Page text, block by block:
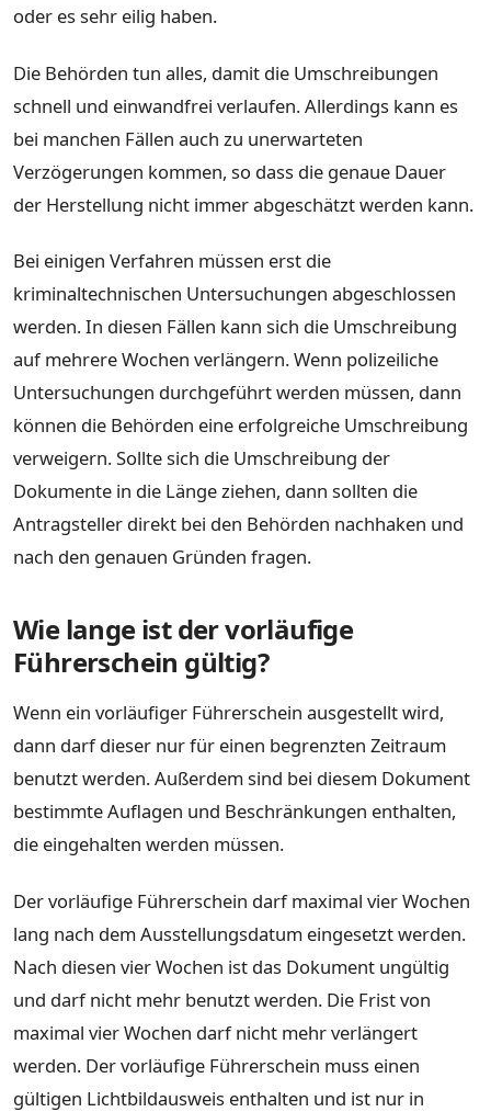
oder es sehr eilig haben.
Die Behörden tun alles, damit die Umschreibungen
schnell und einwandfrei verlaufen. Allerdings kann es
bei manchen Fällen auch zu unerwarteten
Verzögerungen kommen, so dass die genaue Dauer
der Herstellung nicht immer abgeschätzt werden kann.
Bei einigen Verfahren müssen erst die
kriminaltechnischen Untersuchungen abgeschlossen
werden. In diesen Fällen kann sich die Umschreibung
auf mehrere Wochen verlängern. Wenn polizeiliche
Untersuchungen durchgeführt werden müssen, dann
können die Behörden eine erfolgreiche Umschreibung
verweigern. Sollte sich die Umschreibung der
Dokumente in die Länge ziehen, dann sollten die
Antragsteller direkt bei den Behörden nachhaken und
nach den genauen Gründen fragen.
Wie lange ist der vorläufige
Führerschein gültig?
Wenn ein vorläufiger Führerschein ausgestellt wird,
dann darf dieser nur für einen begrenzten Zeitraum
benutzt werden. Außerdem sind bei diesem Dokument
bestimmte Auflagen und Beschränkungen enthalten,
die eingehalten werden müssen.
Der vorläufige Führerschein darf maximal vier Wochen
lang nach dem Ausstellungsdatum eingesetzt werden.
Nach diesen vier Wochen ist das Dokument ungültig
und darf nicht mehr benutzt werden. Die Frist von
maximal vier Wochen darf nicht mehr verlängert
werden. Der vorläufige Führerschein muss einen
gültigen Lichtbildausweis enthalten und ist nur in